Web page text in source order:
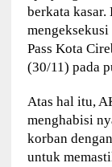
berkata kasar.
Pass Kota
(30/11) pada
Atas hal itu,
menghabisi
korban
untuk